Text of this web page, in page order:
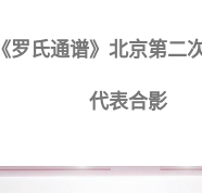
《罗氏通谱》北京第二
代表合影